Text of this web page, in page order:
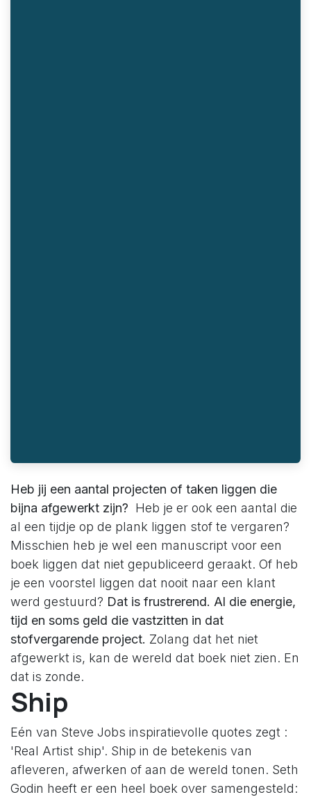
Heb jij een aantal projecten of taken liggen die
bijna afgewerkt zijn? Heb je er ook een aantal die
al een tijdje op de plank liggen stof te vergaren?
Misschien heb je wel een manuscript voor een
boek liggen dat niet gepubliceerd geraakt. Of heb
je een voorstel liggen dat nooit naar een klant
werd gestuurd? Dat is frustrerend. Al die energie,
tijd en soms geld die vastzitten in dat
stofvergarende project. Zolang dat het niet
afgewerkt is, kan de wereld dat boek niet zien. En
dat is zonde.
Ship
Eén van Steve Jobs inspiratievolle quotes zegt :
'Real Artist ship'. Ship in de betekenis van
afleveren, afwerken of aan de wereld tonen. Seth
Godin heeft er een heel boek over samengesteld: